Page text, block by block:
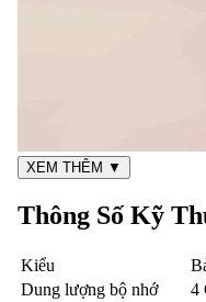
XEM THÊM ▼
Thông Số Kỹ
Kiểu
Dung lượng bộ nhớ
4